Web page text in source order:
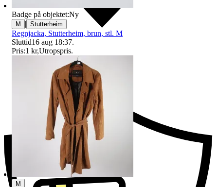
Ersättning om du inte får din vara
Badge på objektet:Ny
M | Stutterheim
Regnjacka, Stutterheim, brun, stl. M
Sluttid16 aug 18:37.
Pris:1 kr,Utropspris.
M